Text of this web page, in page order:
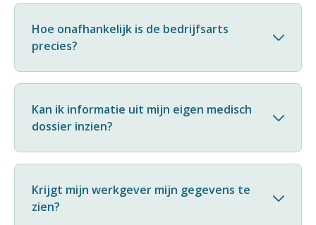
Hoe onafhankelijk is de bedrijfsarts
precies?
Kan ik informatie uit mijn eigen medisch
dossier inzien?
Krijgt mijn werkgever mijn gegevens te
zien?